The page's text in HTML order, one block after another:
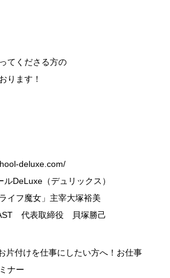
てくださる方の
ります！
deluxe.com/
DeLuxe（デュリックス）
イフ魔女」主宰大塚裕美
代表取締役 貝塚勝己
片付けを仕事にしたい方へ！お仕事
ナー